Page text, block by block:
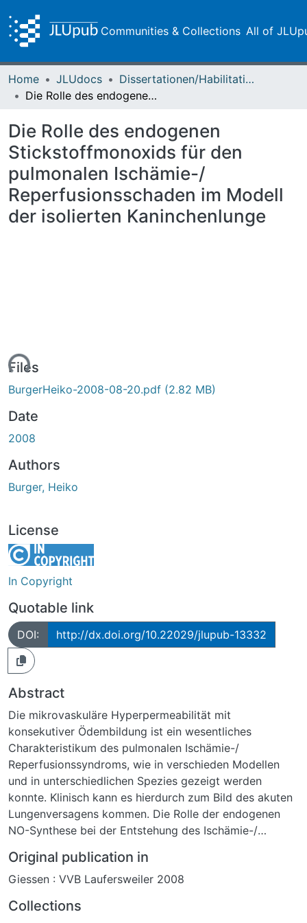
Communities & Collections All of
Home JLUdocs
Dissertationen/Habilitationen
Die Rolle des endogenen Stickstoffmonoxids für den pulmonalen Ischämie-/ Reperfusionsschaden im Modell der isolierten Kaninchenlunge
Die Rolle des endogenen
Stickstoffmonoxids für den
pulmonalen Ischämie-/
Reperfusionsschaden im Modell
der isolierten Kaninchenlunge
Files
BurgerHeiko-2008-08-20.pdf (2.82 MB)
Date
2008
Authors
Burger, Heiko
License
In Copyright
Quotable link
DOI: http://dx.doi.org/10.22029/jlupub-13332
Abstract
Die mikrovaskuläre Hyperpermeabilität mit
konsekutiver Ödembildung ist ein wesentliches
Charakteristikum des pulmonalen Ischämie-/
Reperfusionssyndroms, wie in verschieden Modellen
und in unterschiedlichen Spezies gezeigt werden
konnte. Klinisch kann es hierdurch zum Bild des akuten
Lungenversagens kommen. Die Rolle der endogenen
NO-Synthese bei der Entstehung des Ischämie-/
In der vorliegenden Arbeit wurden Kaninchenlungen
isoliert perfundiert und ventiliert und einer warmen
Versuchsaufbau ermöglichte neben der Erfassung der
Original publication in
Giessen : VVB Laufersweiler 2008
Collections